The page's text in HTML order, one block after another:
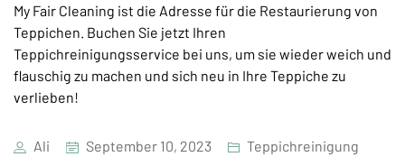
My Fair Cleaning ist die Adresse für die Restaurierung von
Teppichen. Buchen Sie jetzt Ihren
Teppichreinigungsservice bei uns, um sie wieder weich und
flauschig zu machen und sich neu in Ihre Teppiche zu
verlieben!
Ali September 10, 2023 Teppichreinigung